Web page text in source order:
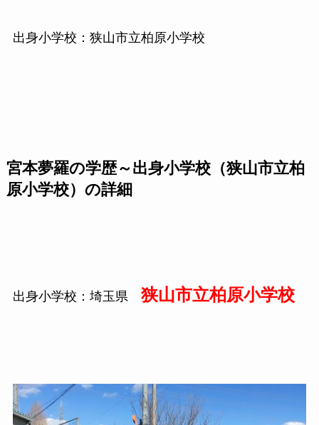
出身小学校：狭山市立柏原小学校
宮本夢羅の学歴～出身小学校（狭山市立柏
原小学校）の詳細
出身小学校：埼玉県 狭山市立柏原小学校